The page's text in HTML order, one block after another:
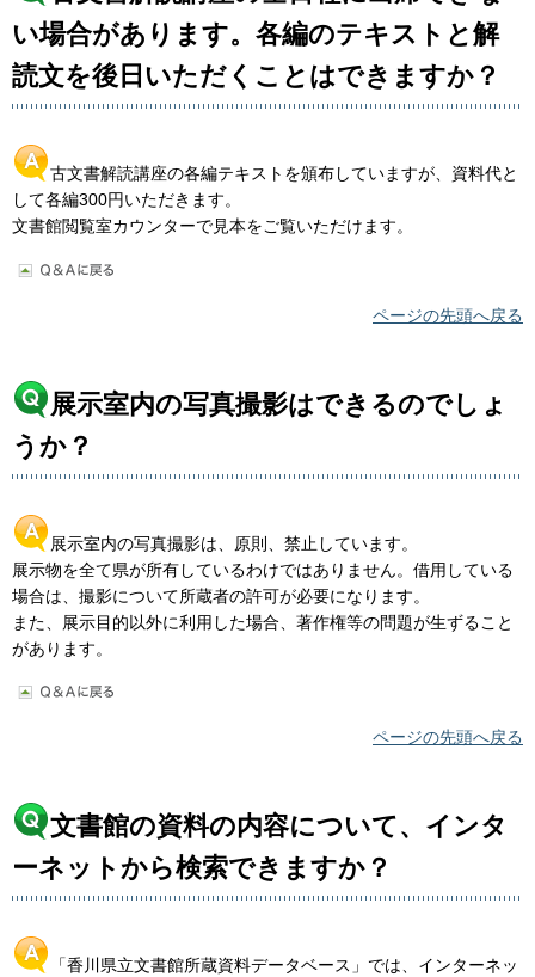
い場合があります。各編のテキストと解
読文を後日いただくことはできますか？
古文書解読講座の各編テキストを頒布していますが、資料代と
して各編300円いただきます。
文書館閲覧室カウンターで見本をご覧いただけます。
ページの先頭へ戻る
展示室内の写真撮影はできるのでしょ
うか？
展示室内の写真撮影は、原則、禁止しています。
展示物を全て県が所有しているわけではありません。借用している
場合は、撮影について所蔵者の許可が必要になります。
また、展示目的以外に利用した場合、著作権等の問題が生ずること
があります。
ページの先頭へ戻る
文書館の資料の内容について、インタ
ーネットから検索できますか？
「香川県立文書館所蔵資料データベース」では、インターネッ